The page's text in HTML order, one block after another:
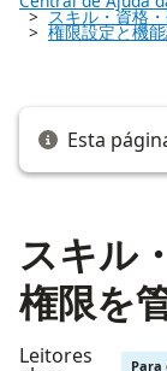
スキル・資格
権限設定と機
Esta
スキル
権限を
Leitores Para